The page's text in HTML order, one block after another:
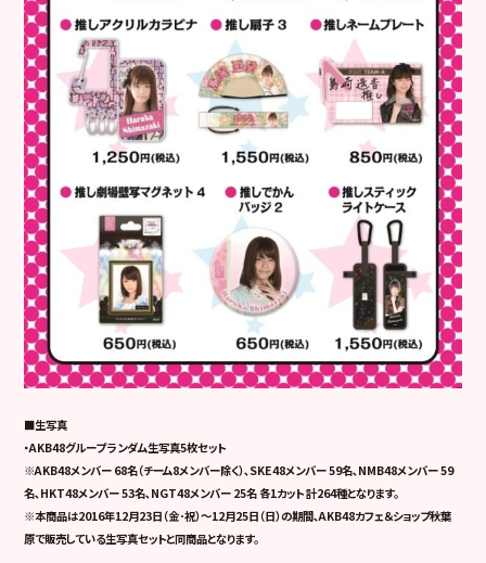
■生写真
・AKB48グループ ランダム生写真5枚セット
※AKB48メンバー 68名（チーム8メンバー除く）､SKE48メンバー 59名､NMB48メンバー 59
名､HKT48メンバー 53名､NGT48メンバー 25名 各1カット 計264種となります。
※本商品は2016年12月23日（金･祝）～12月25日（日）の期間､AKB48カフェ＆ショップ秋葉
原で販売している生写真セットと同商品となります。